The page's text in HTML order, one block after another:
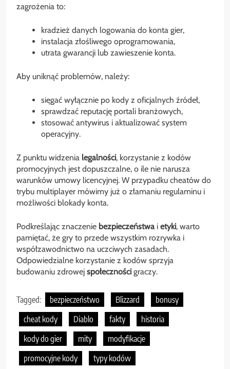
zagrożenia to:
kradzież danych logowania do konta gier,
instalacja złośliwego oprogramowania,
utrata gwarancji lub zawieszenie konta.
Aby uniknąć problemów, należy:
sięgać wyłącznie po kody z oficjalnych źródeł,
sprawdzać reputację portali branżowych,
stosować antywirus i aktualizować system
operacyjny.
Z punktu widzenia legalności, korzystanie z kodów
promocyjnych jest dopuszczalne, o ile nie narusza
warunków umowy licencyjnej. W przypadku cheatów do
trybu multiplayer mówimy już o złamaniu regulaminu i
możliwości blokady konta.
Podkreślając znaczenie bezpieczeństwai etyki, warto
pamiętać, że gry to przede wszystkim rozrywka i
współzawodnictwo na uczciwych zasadach.
Odpowiedzialne korzystanie z kodów sprzyja
budowaniu zdrowej społeczności graczy.
Tagged: bezpieczeństwo Blizzard
bonusy
cheat kody
Diablo fakty
historia
kody do gier
mity
modyfikacje
promocyjne kody
typy kodów